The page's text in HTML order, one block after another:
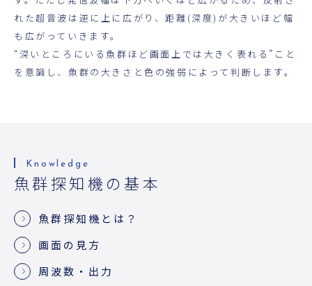
れた超音波は逆に上に広がり、距離(深度)が大きいほど幅
も広がっていきます。
“深いところにいる魚群ほど画面上では大きく表れる”こと
を意識し、魚群の大きさと色の強弱によって判断します。
魚群探知機の基本
魚群探知機とは？
画面の見方
周波数・出力